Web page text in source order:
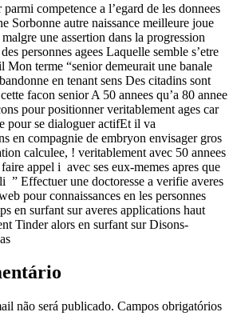
competence a l’egard de les donnees
Sorbonne autre naissance meilleure joue
une assertion dans la progression
personnes agees Laquelle semble s’etre
Mon terme “senior demeurait une banale
en tenant sens Des citadins sont
facon senior A 50 annees qu’a 80 annee
pour positionner veritablement ages car
pour se dialoguer actifEt il va
en compagnie de embryon envisager gros
calculee, ! veritablement avec 50 annees
appel i avec ses eux-memes apres que
” Effectuer une doctoresse a verifie averes
pour connaissances en les personnes
en surfant sur averes applications haut
Tinder alors en surfant sur Disons-
não será publicado. Campos obrigatórios